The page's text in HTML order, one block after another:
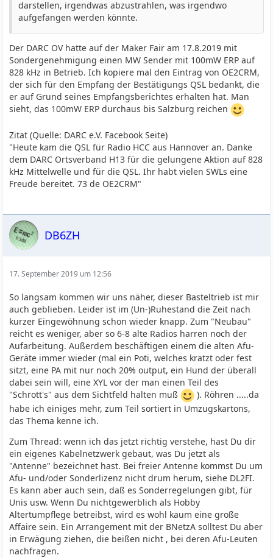
darstellen, irgendwas abzustrahlen, was irgendwo
aufgefangen werden könnte.
Der DARC OV hatte auf der Maker Fair am 17.8.2019 mit
Sondergenehmigung einen MW Sender mit 100mW ERP auf
828 kHz in Betrieb. Ich kopiere mal den Eintrag von OE2CRM,
der sich für den Empfang der Bestätigungs QSL bedankt, die
er auf Grund seines Empfangsberichtes erhalten hat. Man
sieht, das 100mW ERP durchaus bis Salzburg reichen
Zitat (Quelle: DARC e.V. Facebook Seite)
"Heute kam die QSL für Radio HCC aus Hannover an. Danke
dem DARC Ortsverband H13 für die gelungene Aktion auf 828
kHz Mittelwelle und für die QSL. Ihr habt vielen SWLs eine
Freude bereitet. 73 de OE2CRM"
DB6ZH
17. September 2019 um 12:56
So langsam kommen wir uns näher, dieser Basteltrieb ist mir
auch geblieben. Leider ist im (Un-)Ruhestand die Zeit nach
kurzer Eingewöhnung schon wieder knapp. Zum "Neubau"
reicht es weniger, aber so 6-8 alte Radios harren noch der
Aufarbeitung. Außerdem beschäftigen einem die alten Afu-
Geräte immer wieder (mal ein Poti, welches kratzt oder fest
sitzt, eine PA mit nur noch 20% output, ein Hund der überall
dabei sein will, eine XYL vor der man einen Teil des
"Schrott's" aus dem Sichtfeld halten muß
). Röhren .....da
habe ich einiges mehr, zum Teil sortiert in Umzugskartons,
das Thema kenne ich.
Zum Thread: wenn ich das jetzt richtig verstehe, hast Du dir
ein eigenes Kabelnetzwerk gebaut, was Du jetzt als
"Antenne" bezeichnet hast. Bei freier Antenne kommst Du um
Afu- und/oder Sonderlizenz nicht drum herum, siehe DL2FI.
Es kann aber auch sein, daß es Sonderregelungen gibt, für
Unis usw. Wenn Du nichtgewerblich als Hobby
Altertumpflege betreibst, wird es wohl kaum eine große
Affaire sein. Ein Arrangement mit der BNetzA solltest Du aber
in Erwägung ziehen, die beißen nicht , bei deren Afu-Leuten
nachfragen.